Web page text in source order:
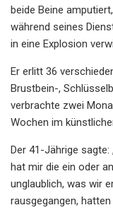
beide Beine
während seines
in eine Explosion
Er erlitt 36
Brustbein-,
verbrachte zwei
Wochen im
Der 41-Jährige sagte:
hat mir die ein oder
unglaublich, was wir
rausgegangen,